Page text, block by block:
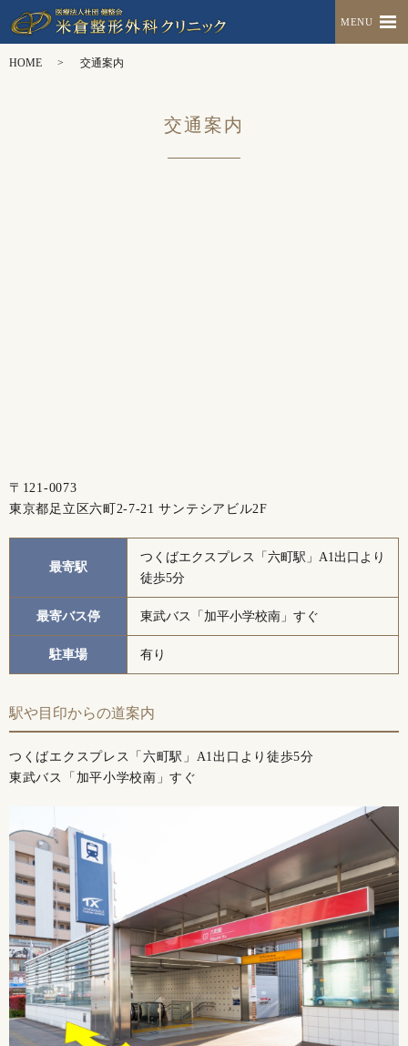
MENU
HOME 交通案内
交通案内
〒121-0073
東京都足立区六町2-7-21 サンテシアビル2F
最寄駅
つくばエクスプレス「六町駅」A1出口より
徒歩5分
最寄バス停 東武バス「加平小学校南」すぐ
駐車場 有り
駅や目印からの道案内
つくばエクスプレス「六町駅」A1出口より徒歩5分
東武バス「加平小学校南」すぐ